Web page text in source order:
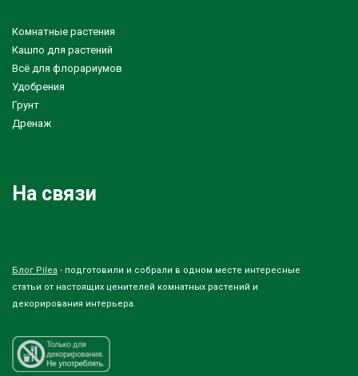
Комнатные растения
Кашпо для растений
Всё для флорариумов
Удобрения
Грунт
Дренаж
На связи
Блог Pilea - подготовили и собрали в одном месте интересные
статьи от настоящих ценителей комнатных растений и
декорирования интерьера.